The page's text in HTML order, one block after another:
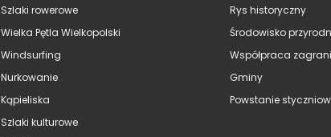
Szlaki rowerowe
Wielka Pętla Wielkopolski
Windsurfing
Nurkowanie
Kąpieliska
Szlaki kulturowe
Rys historyczny
Środowisko
Współpraca
Gminy
Powstanie